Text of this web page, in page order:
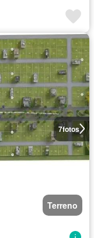
7fotos
Terreno